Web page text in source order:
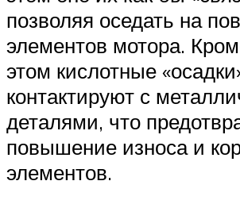
позволяя оседать на
элементов мотора.
этом кислотные
контактируют с
деталями, что
повышение износа и
элементов.